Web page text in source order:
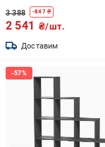
3 388 -847₴
2 541 ₴/шт.
Доставим